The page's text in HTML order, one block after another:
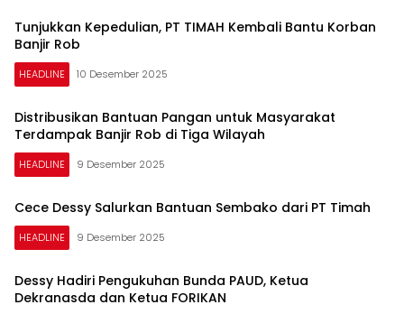
Tunjukkan Kepedulian, PT TIMAH Kembali Bantu Korban
Banjir Rob
HEADLINE 10 Desember 2025
Distribusikan Bantuan Pangan untuk Masyarakat
Terdampak Banjir Rob di Tiga Wilayah
HEADLINE 9 Desember 2025
Cece Dessy Salurkan Bantuan Sembako dari PT Timah
HEADLINE 9 Desember 2025
Dessy Hadiri Pengukuhan Bunda PAUD, Ketua
Dekranasda dan Ketua FORIKAN